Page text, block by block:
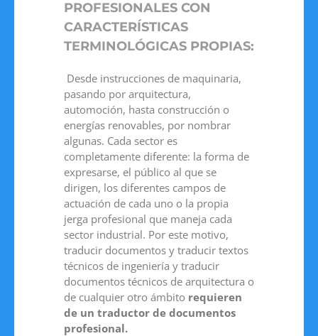
PROFESIONALES CON
CARACTERÍSTICAS
TERMINOLÓGICAS PROPIAS:
Desde instrucciones de maquinaria,
pasando por arquitectura,
automoción, hasta construcción o
energías renovables, por nombrar
algunas. Cada sector es
completamente diferente: la forma de
expresarse, el público al que se
dirigen, los diferentes campos de
actuación de cada uno o la propia
jerga profesional que maneja cada
sector industrial. Por este motivo,
traducir documentos y traducir textos
técnicos de ingeniería y traducir
documentos técnicos de arquitectura o
de cualquier otro ámbito requieren
de un traductor de documentos
profesional.